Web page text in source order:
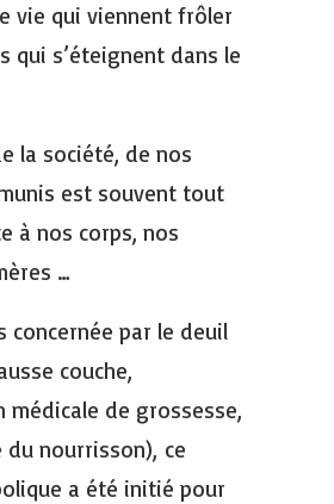
vie qui viennent frôler
qui s’éteignent dans le
la société, de nos
est souvent tout
à nos corps, nos
…
concernée par le deuil
couche,
de grossesse,
nourrisson), ce
a été initié pour